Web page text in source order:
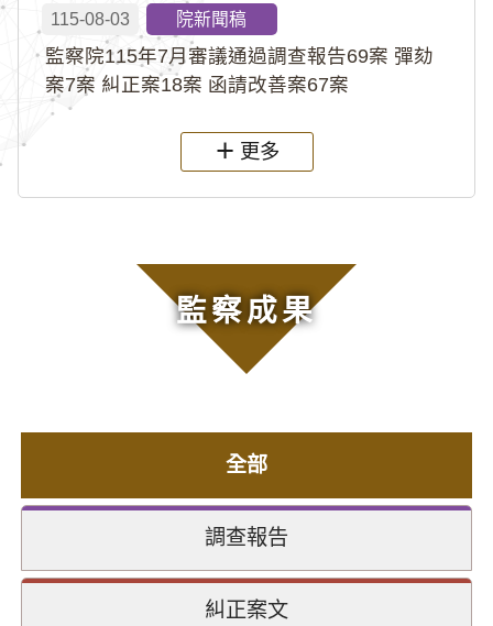
115-08-03 院新聞稿
監察院115年7月審議通過調查報告69案 彈劾
案7案 糾正案18案 函請改善案67案
更多
監察成果
全部
調查報告
糾正案文